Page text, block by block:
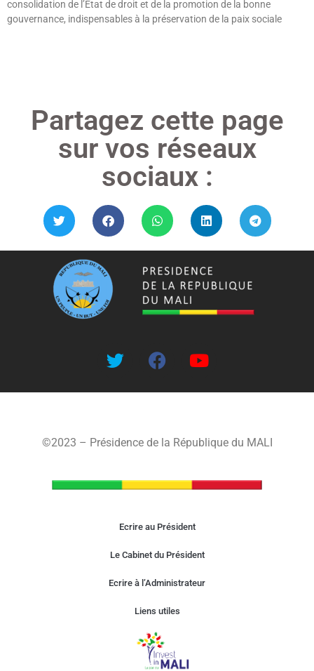
consolidation de l’État de droit et de la promotion de la bonne
gouvernance, indispensables à la préservation de la paix sociale
Partagez cette page
sur vos réseaux
sociaux :
©2023 – Présidence de la République du MALI
Ecrire au Président
Le Cabinet du Président
Ecrire à l’Administrateur
Liens utiles